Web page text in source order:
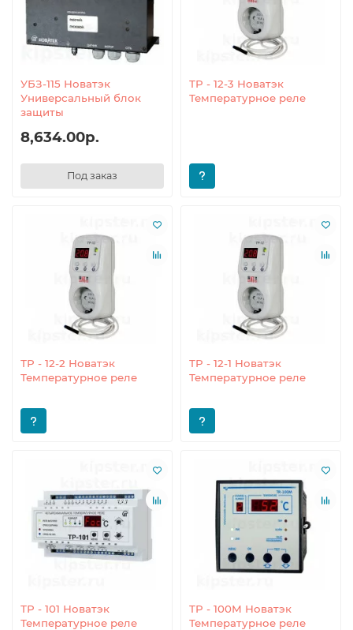
УБЗ-115 Новатэк
Универсальный блок
защиты
8,634.00р.
Под заказ
ТР - 12-3 Новатэк
Температурное реле
ТР - 12-2 Новатэк
Температурное реле
ТР - 12-1 Новатэк
Температурное реле
ТР - 101 Новатэк
Температурное реле
ТР - 100М Новатэк
Температурное реле